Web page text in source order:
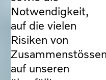
Notwendigkeit,
auf die vielen
Risiken von
auf unseren